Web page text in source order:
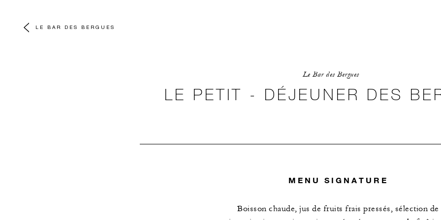
LE BAR DES BERGUES
Le Bar des Bergues
LE PETIT - DÉJEUNER DES
MENU SIGNATURE
Boisson chaude, jus de fruits frais pressés, sélection de